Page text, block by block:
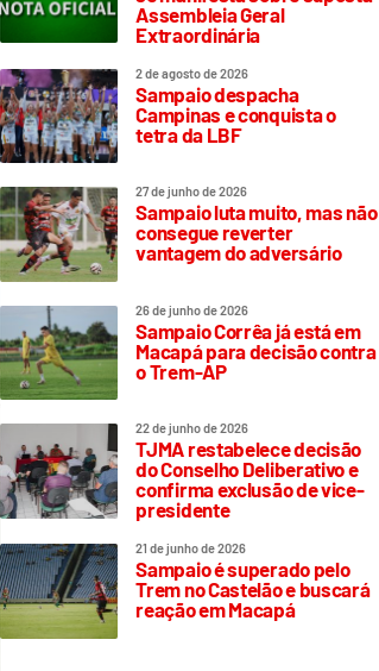
Assembleia Geral
Extraordinária
2 de agosto de 2026
Sampaio despacha
Campinas e conquista o
tetra da LBF
27 de junho de 2026
Sampaio luta muito, mas não
consegue reverter
vantagem do adversário
26 de junho de 2026
Sampaio Corrêa já está em
Macapá para decisão contra
o Trem-AP
22 de junho de 2026
TJMA restabelece decisão
do Conselho Deliberativo e
confirma exclusão de vice-
presidente
21 de junho de 2026
Sampaio é superado pelo
Trem no Castelão e buscará
reação em Macapá